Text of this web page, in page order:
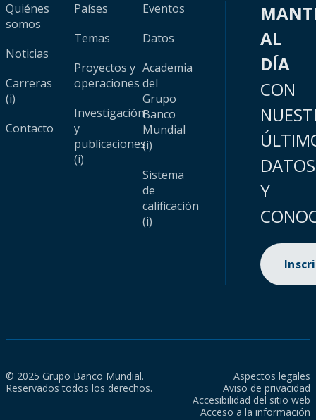
Quiénes
somos
Noticias
Carreras
(i)
Contacto
Países
Temas
Proyectos y
operaciones
Investigación
y
publicaciones
(i)
Eventos
Datos
Academia
del
Grupo
Banco
Mundial
(i)
Sistema
de
calificación
(i)
AL
DÍA
CON
DATOS
Y
© 2025 Grupo Banco Mundial.
Reservados todos los derechos.
Aspectos legales
Aviso de privacidad
Accesibilidad del sitio web
Acceso a la información